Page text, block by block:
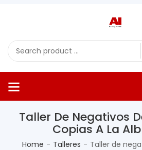
Taller De Negativos
Copias A La
Home Talleres
Taller de